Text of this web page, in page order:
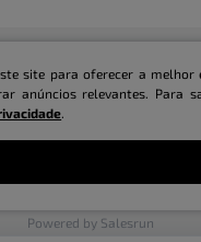
Inteligentes Ltda | CNPJ:
Powered by Salesrun
site para oferecer a melhor
anúncios relevantes. Para
.